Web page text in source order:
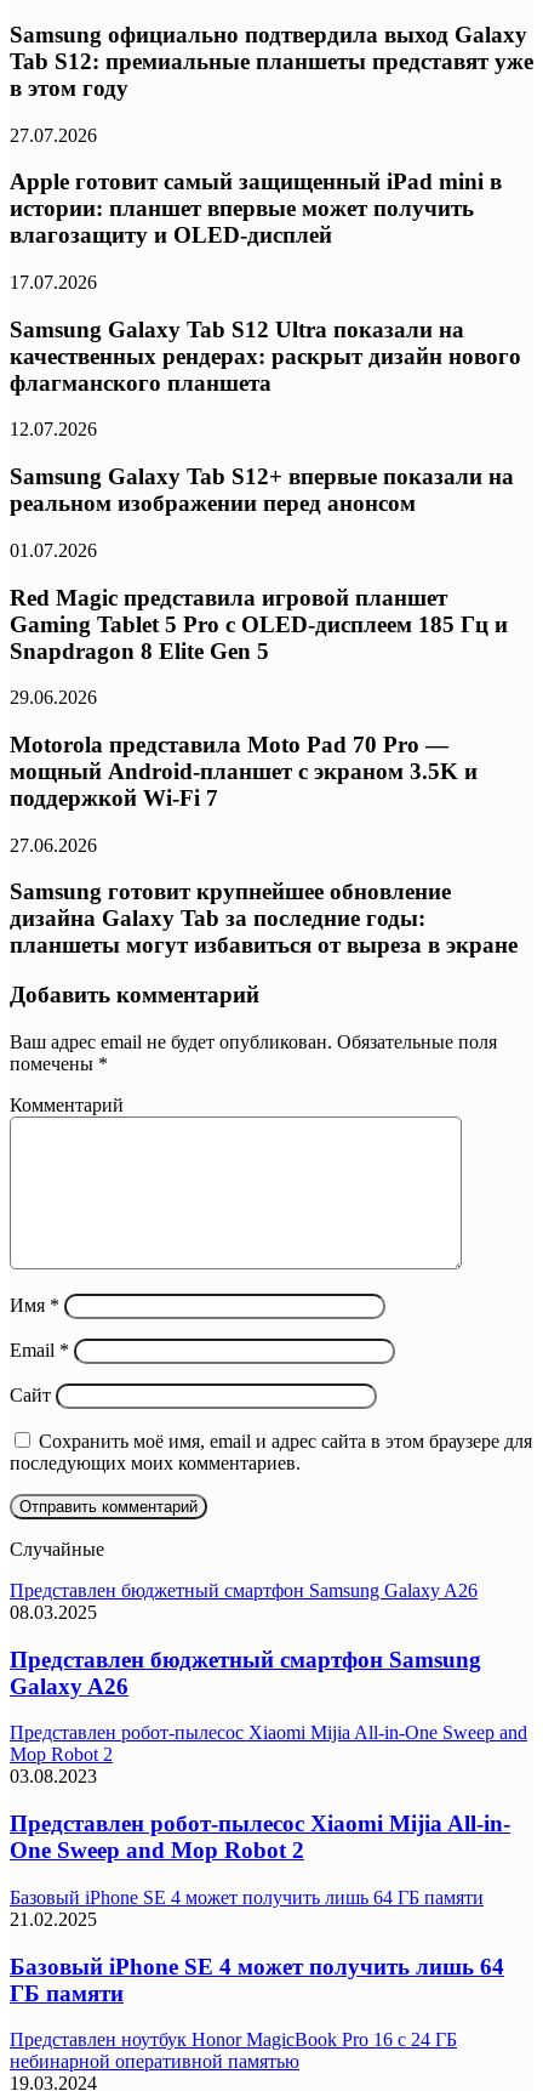
Samsung официально подтвердила выход Galaxy
Tab S12: премиальные планшеты представят уже
в этом году
27.07.2026
Apple готовит самый защищенный iPad mini в
истории: планшет впервые может получить
влагозащиту и OLED-дисплей
17.07.2026
Samsung Galaxy Tab S12 Ultra показали на
качественных рендерах: раскрыт дизайн нового
флагманского планшета
12.07.2026
Samsung Galaxy Tab S12+ впервые показали на
реальном изображении перед анонсом
01.07.2026
Red Magic представила игровой планшет
Gaming Tablet 5 Pro с OLED-дисплеем 185 Гц и
Snapdragon 8 Elite Gen 5
29.06.2026
Motorola представила Moto Pad 70 Pro —
мощный Android-планшет с экраном 3.5K и
поддержкой Wi-Fi 7
27.06.2026
Samsung готовит крупнейшее обновление
дизайна Galaxy Tab за последние годы:
планшеты могут избавиться от выреза в экране
Добавить комментарий
Ваш адрес email не будет опубликован. Обязательные поля
помечены *
Комментарий
Имя *
Email *
Сайт
Сохранить моё имя, email и адрес сайта в этом браузере для
последующих моих комментариев.
Случайные
Представлен бюджетный смартфон Samsung Galaxy A26
08.03.2025
Представлен бюджетный смартфон Samsung
Galaxy A26
Представлен робот-пылесос Xiaomi Mijia All-in-One Sweep and
Mop Robot 2
03.08.2023
Представлен робот-пылесос Xiaomi Mijia All-in-
One Sweep and Mop Robot 2
Базовый iPhone SE 4 может получить лишь 64 ГБ памяти
21.02.2025
Базовый iPhone SE 4 может получить лишь 64
ГБ памяти
Представлен ноутбук Honor MagicBook Pro 16 с 24 ГБ
небинарной оперативной памятью
19.03.2024